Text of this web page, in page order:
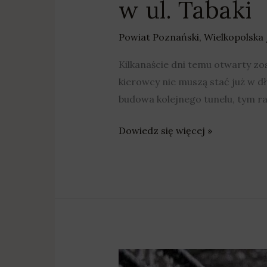
w ul. Tabaki
Powiat Poznański, Wielkopolska
Kilkanaście dni temu otwarty
kierowcy nie muszą stać już w
budowa kolejnego tunelu, tym
Dowiedz się więcej »
Awaria